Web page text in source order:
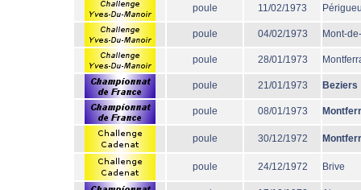
poule 11/02/1973
poule 04/02/1973 Mont-
poule 28/01/1973
poule 21/01/1973 Beziers
poule 08/01/1973
poule 30/12/1972
poule 24/12/1972 Brive